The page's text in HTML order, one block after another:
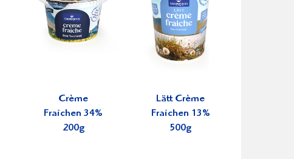
Crème
Fraichen 34%
200g
Lätt Crème
Fraichen 13%
500g